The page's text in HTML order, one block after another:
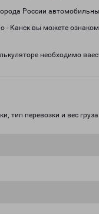
России
Канск вы можете
необходимо
тип перевозки и вес груза.